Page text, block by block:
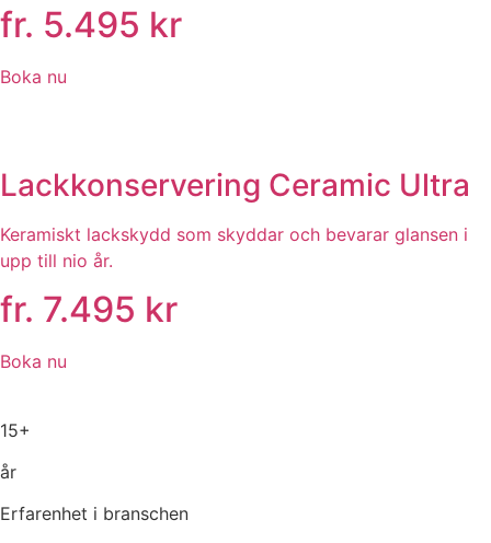
fr. 5.495 kr
Boka nu
Lackkonservering Ceramic Ultra
Keramiskt lackskydd som skyddar och bevarar glansen i
upp till nio år.
fr. 7.495 kr
Boka nu
15+
år
Erfarenhet i branschen